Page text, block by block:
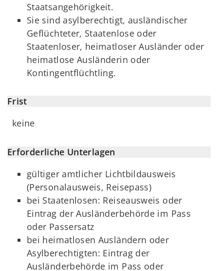
Staatsangehörigkeit.
Sie sind asylberechtigt, ausländischer
Geflüchteter, Staatenlose oder
Staatenloser, heimatloser Ausländer oder
heimatlose Ausländerin oder
Kontingentflüchtling.
Frist
keine
Erforderliche Unterlagen
gültiger amtlicher Lichtbildausweis
(Personalausweis, Reisepass)
bei Staatenlosen: Reiseausweis oder
Eintrag der Ausländerbehörde im Pass
oder Passersatz
bei heimatlosen Ausländern oder
Asylberechtigten: Eintrag der
Ausländerbehörde im Pass oder